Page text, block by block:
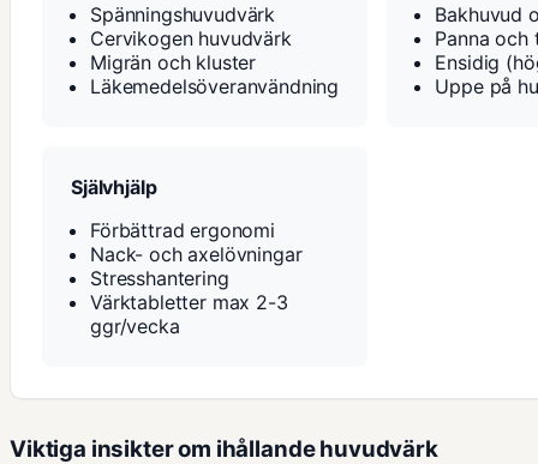
Spänningshuvudvärk
Cervikogen huvudvärk
Migrän och kluster
Läkemedelsöveranvändning
Bakhuvud
Panna och
Ensidig
Uppe på
Självhjälp
Förbättrad ergonomi
Nack- och axelövningar
Stresshantering
Värktabletter max 2-3
ggr/vecka
Viktiga insikter om ihållande huvudvärk